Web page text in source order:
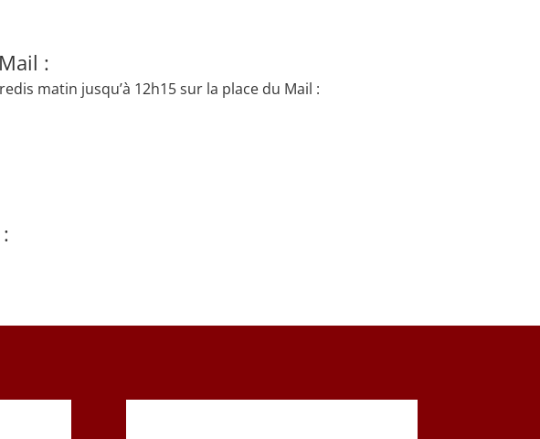
:
matin jusqu’à 12h15 sur la place du Mail :